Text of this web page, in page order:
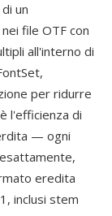
un
file OTF con
all'interno di
per ridurre
l'efficienza di
— ogni
eredita
inclusi stem